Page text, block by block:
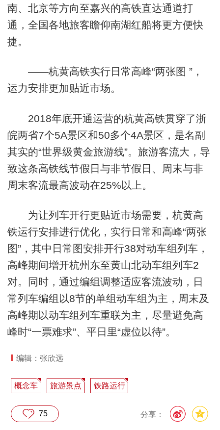
南、北京等方向至嘉兴的高铁直达通道打
通，全国各地旅客瞻仰南湖红船将更方便快
捷。
——杭黄高铁实行日常高峰“两张图 ”，
运力安排更加贴近市场。
2018年底开通运营的杭黄高铁贯穿了浙
皖两省7个5A景区和50多个4A景区，是名副
其实的“世界级黄金旅游线”。旅游客流大，导
致这条高铁线节假日与非节假日、周末与非
周末客流最高波动在25%以上。
为让列车开行更贴近市场需要，杭黄高
铁运行安排进行优化，实行日常和高峰“两张
图”，其中日常图安排开行38对动车组列车，
高峰期间增开杭州东至黄山北动车组列车2
对。同时，通过编组调整适应客流波动，日
常列车编组以8节的单组动车组为主，周末及
高峰期以动车组列车重联为主，尽量避免高
峰时“一票难求”、平日里“虚位以待”。
编辑：张欣远
概念车 旅游景点 铁路运行
分享：
75